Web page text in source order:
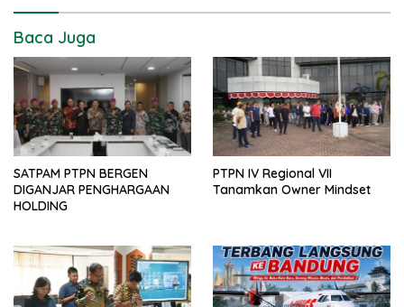
Baca Juga
SATPAM PTPN BERGEN
DIGANJAR PENGHARGAAN
HOLDING
PTPN IV Regional VII
Tanamkan Owner Mindset